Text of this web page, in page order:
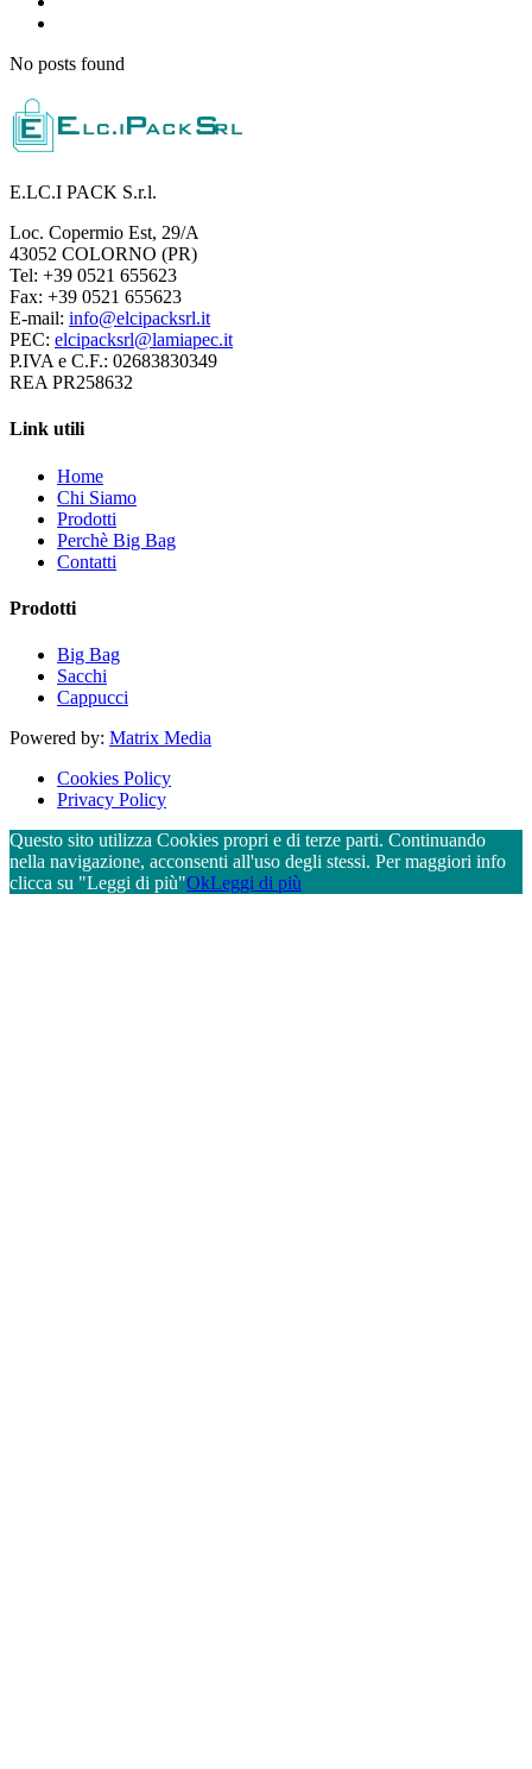
No posts found
E.LC.I PACK S.r.l.
Loc. Copermio Est, 29/A
43052 COLORNO (PR)
Tel: +39 0521 655623
Fax: +39 0521 655623
E-mail: info@elcipacksrl.it
PEC: elcipacksrl@lamiapec.it
P.IVA e C.F.: 02683830349
REA PR258632
Link utili
Home
Chi Siamo
Prodotti
Perchè Big Bag
Contatti
Prodotti
Big Bag
Sacchi
Cappucci
Powered by: Matrix Media
Cookies Policy
Privacy Policy
Questo sito utilizza Cookies propri e di terze parti. Continuando
nella navigazione, acconsenti all'uso degli stessi. Per maggiori info
clicca su "Leggi di più"OkLeggi di più